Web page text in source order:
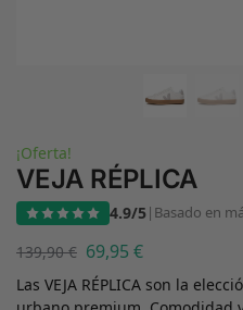
¡Oferta!
VEJA RÉPLICA
4.9/5| Basado en
139,90€ 69,95 €
Las VEJA RÉPLICA son la